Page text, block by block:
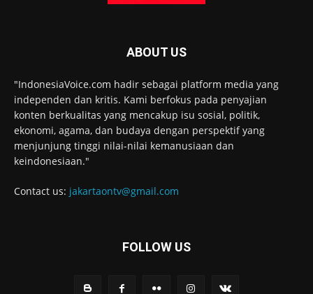
ABOUT US
"IndonesiaVoice.com hadir sebagai platform media yang
independen dan kritis. Kami berfokus pada penyajian
konten berkualitas yang mencakup isu sosial, politik,
ekonomi, agama, dan budaya dengan perspektif yang
menjunjung tinggi nilai-nilai kemanusiaan dan
keindonesiaan."
Contact us: jakartaontv@gmail.com
FOLLOW US